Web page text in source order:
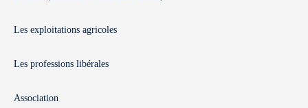
Les exploitations agricoles
Les professions libérales
Association